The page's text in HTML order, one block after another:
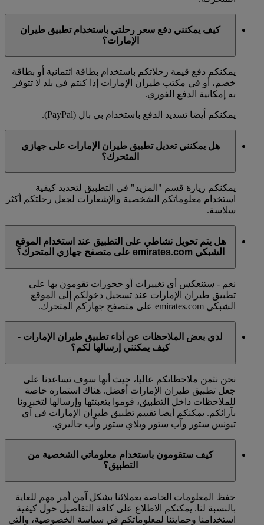
كيف يمكنني دفع سعر رحلتي باستخدام تطبيق طيران
الإمارات؟
يمكنكم دفع قيمة رحلاتكم باستخدام بطاقة ائتمانية أو بطاقة
خصم، أو في مكتب طيران الإمارات إذا كنتم في بلد لا تتوفر
به إمكانية الدفع الفوري.
يمكنكم أيضا تسديد الدفع باستخدام بي بال (PayPal).
هل يمكنني تعديل تطبيق طيران الإمارات على جهازي
المتحرك؟
يمكنكم زيارة قسم "المزيد" في التطبيق لتحديد كيفية
استخدام معلوماتكم الشخصية والإشعارات لجعل رحلتكم أكثر
سلاسة.
هل يتم تحويل نشاطي على التطبيق عند استخدام الموقع
الشبكي emirates.com على متصفح جهازي المتحرك؟
نعم - ستنعكس أي تغييرات أو حجوزات تقومون بها على
تطبيق طيران الإمارات عند تسجيل دخولكم إلى الموقع
الشبكي emirates.com على متصفح جهازكم المتحرك.
لدي بعض الملاحظات عن أداء تطبيق طيران الإمارات -
كيف يمكنني إرسالها لكم؟
نحن نثمن ملاحظاتكم عاليا، حيث أنها سوف تساعدنا على
جعل تطبيق طيران الإمارات أفضل. هناك استمارة خاصة
للملاحظات داخل التطبيق، قوموا بتعبئتها وإرسالها لتخبرونا
بآرائكم. يمكنكم أيضا تقييم تطبيق طيران الإمارات في آي
تيونس ستور وآب ستور وبلاي ستور وآب جاليري.
كيف ستقومون باستخدام معلوماتي الشخصية من
التطبيق؟
حفظ المعلومات الخاصة بعملائنا بشكل آمن أمر مهم للغاية
بالنسبة لنا. يمكنكم الاطلاع على كافة التفاصيل حول كيفية
استخدامنا وحمايتنا لمعلوماتكم في سياسة الخصوصية، والتي